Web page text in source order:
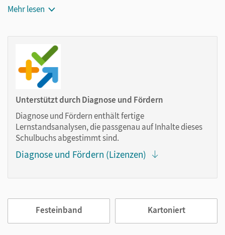
Rucksäcke und ist jederzeit unkompliziert verfügbar.
Notizen erstellen
Markierungen setzen
Text ergänzen
im Text suchen
zoomen
Die Medien sind wichtige Bestandteile dieses E-Books. Sie
sind seitengenau platziert, damit Sie und Ihre Schüler/-innen
gestalten Sie das Lehren und Lernen zeitsparend und
Mehr lesen
Unterstützt durch Diagnose und Fördern
Diagnose und Fördern enthält fertige
Lernstandsanalysen, die passgenau auf Inhalte dieses
Schulbuchs abgestimmt sind.
Diagnose und Fördern (Lizenzen)
Festeinband Kartoniert